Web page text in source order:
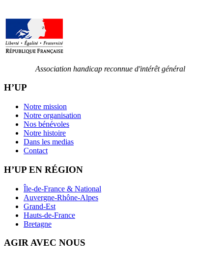
Association handicap reconnue d'intérêt général
H’UP
Notre mission
Notre organisation
Nos bénévoles
Notre histoire
Dans les medias
Contact
H’UP EN RÉGION
Île-de-France & National
Auvergne-Rhône-Alpes
Grand-Est
Hauts-de-France
Bretagne
AGIR AVEC NOUS